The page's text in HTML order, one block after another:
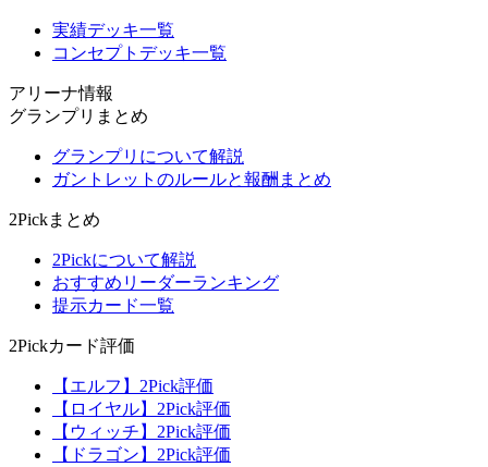
実績デッキ一覧
コンセプトデッキ一覧
アリーナ情報
グランプリまとめ
グランプリについて解説
ガントレットのルールと報酬まとめ
2Pickまとめ
2Pickについて解説
おすすめリーダーランキング
提示カード一覧
2Pickカード評価
【エルフ】2Pick評価
【ロイヤル】2Pick評価
【ウィッチ】2Pick評価
【ドラゴン】2Pick評価